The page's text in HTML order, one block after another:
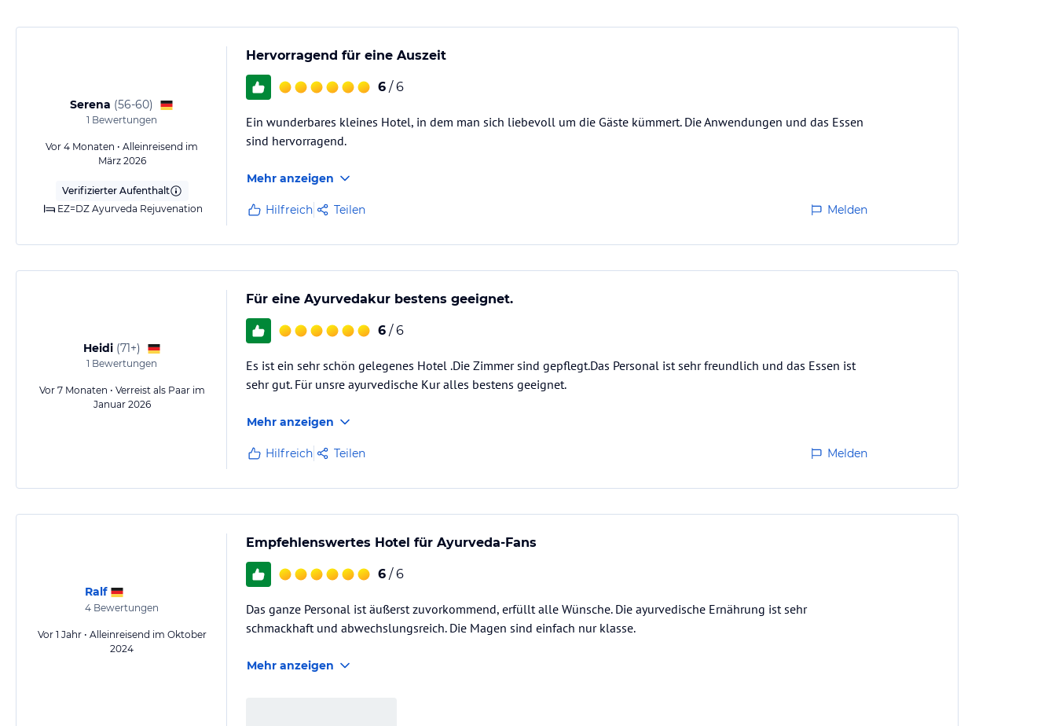
Serena (56-60)
1 Bewertungen
Vor 4 Monaten • Alleinreisend im
März 2026
Verifizierter Aufenthalt
EZ=DZ Ayurveda Rejuvenation
Hervorragend für eine Auszeit
6 / 6
Ein wunderbares kleines Hotel, in dem man sich liebevoll um die Gäste kümmert. Die Anwendungen und das Essen
sind hervorragend.
Mehr anzeigen
Hilfreich Teilen Melden
Heidi (71+)
1 Bewertungen
Vor 7 Monaten • Verreist als Paar im
Januar 2026
Für eine Ayurvedakur bestens geeignet.
6 / 6
Es ist ein sehr schön gelegenes Hotel .Die Zimmer sind gepflegt.Das Personal ist sehr freundlich und das Essen ist
sehr gut. Für unsre ayurvedische Kur alles bestens geeignet.
Mehr anzeigen
Hilfreich Teilen Melden
Ralf
4 Bewertungen
Vor 1 Jahr • Alleinreisend im Oktober
2024
Empfehlenswertes Hotel für Ayurveda-Fans
6 / 6
Das ganze Personal ist äußerst zuvorkommend, erfüllt alle Wünsche. Die ayurvedische Ernährung ist sehr
schmackhaft und abwechslungsreich. Die Magen sind einfach nur klasse.
Mehr anzeigen